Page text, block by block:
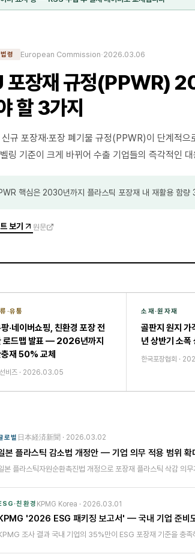
령 European Commission·2026.03.06
포장재 규정(PPWR)
할 3가지
규 포장재·포장 폐기물 규정(PPWR)이 단계적으
링 기준이 크게 바뀌어 수출 기업들의 즉각적인
핵심은 2030년까지 플라스틱 포장재 내 재활용 함량
보기 원문
·유통
·네이버쇼핑, 친환경 포장 전
로드맵 발표 — 2026년까지
재 50% 교체
비즈 · 2026.03.05
소재·원자재
골판지 원지
년 상반기 소폭
한국포장협회 ·
로벌 日本経済新聞 · 2026.03.02
본 플라스틱 감소법 개정안 — 기업 의무 적용 범위 확
본 플라스틱자원순환촉진법 개정으로 포장재 플라스틱 삭감 의
친환경 KPMG Korea · 2026.03.01
'2026 ESG 패키징 보고서' — 국내 기업 준비
조사 결과 국내 기업의 35%만이 ESG 포장재 기준을 충족